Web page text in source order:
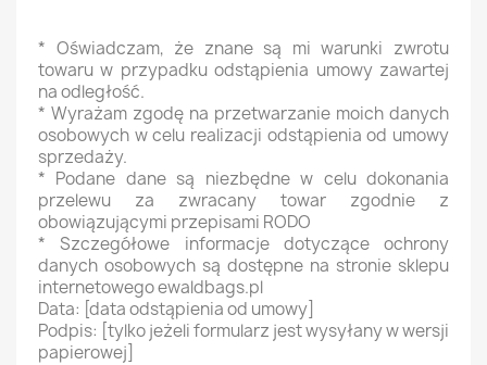
* Oświadczam, że znane są mi warunki zwrotu
towaru w przypadku odstąpienia umowy zawartej
na odległość.
* Wyrażam zgodę na przetwarzanie moich danych
osobowych w celu realizacji odstąpienia od umowy
sprzedaży.
* Podane dane są niezbędne w celu dokonania
przelewu za zwracany towar zgodnie z
obowiązującymi przepisami RODO
* Szczegółowe informacje dotyczące ochrony
danych osobowych są dostępne na stronie sklepu
internetowego ewaldbags.pl
Data: [data odstąpienia od umowy]
Podpis: [tylko jeżeli formularz jest wysyłany w wersji
papierowej]